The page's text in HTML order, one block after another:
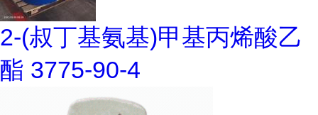
2-(叔丁基氨基)甲基丙烯酸乙
酯 3775-90-4